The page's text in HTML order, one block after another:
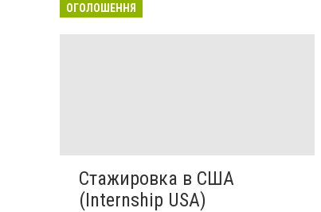
ОГОЛОШЕННЯ
Стажировка в США
(Internship USA)